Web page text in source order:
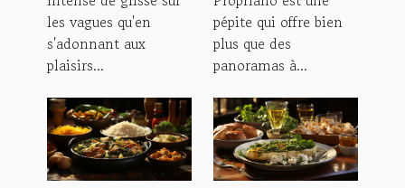
surf
les vagues qu'en
s'adonnant aux
plaisirs...
papilles
pépite qui offre bien
plus que des
panoramas à...